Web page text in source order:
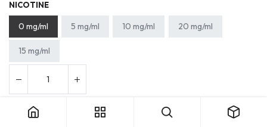
NICOTINE
0 mg/ml 5 mg/ml 10 mg/ml 20 mg/ml
15 mg/ml
Ajouter au panier